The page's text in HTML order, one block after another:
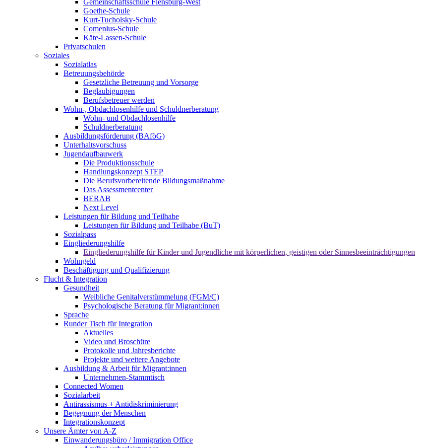
Gemeinschaftsschule Flensburg-West
Goethe-Schule
Kurt-Tucholsky-Schule
Comenius-Schule
Käte-Lassen-Schule
Privatschulen
Soziales
Sozialatlas
Betreuungsbehörde
Gesetzliche Betreuung und Vorsorge
Beglaubigungen
Berufsbetreuer werden
Wohn-, Obdachlosenhilfe und Schuldnerberatung
Wohn- und Obdachlosenhilfe
Schuldnerberatung
Ausbildungsförderung (BAföG)
Unterhaltsvorschuss
Jugendaufbauwerk
Die Produktionsschule
Handlungskonzept STEP
Die Berufsvorbereitende Bildungsmaßnahme
Das Assessmentcenter
BERAB
Next Level
Leistungen für Bildung und Teilhabe
Leistungen für Bildung und Teilhabe (BuT)
Sozialpass
Eingliederungshilfe
Eingliederungshilfe für Kinder und Jugendliche mit körperlichen, geistigen oder Sinnesbeeinträchtigungen
Wohngeld
Beschäftigung und Qualifizierung
Flucht & Integration
Gesundheit
Weibliche Genitalverstümmelung (FGM/C)
Psychologische Beratung für Migrant:innen
Sprache
Runder Tisch für Integration
Aktuelles
Video und Broschüre
Protokolle und Jahresberichte
Projekte und weitere Angebote
Ausbildung & Arbeit für Migrant:innen
Unternehmen-Stammtisch
Connected Women
Sozialarbeit
Antirassismus + Antidiskriminierung
Begegnung der Menschen
Integrationskonzept
Unsere Ämter von A-Z
Einwanderungsbüro / Immigration Office